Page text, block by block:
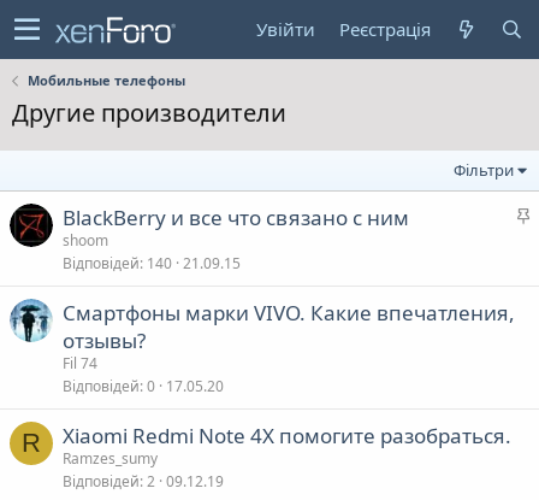
Увійти Реєстрація
Мобильные телефоны
Другие производители
Фільтри
В
BlackBerry и все что связано с ним
shoom
Відповідей 140 21.09.15
Смартфоны марки VIVO. Какие впечатления,
отзывы?
Fil 74
Відповідей 0 17.05.20
R Xiaomi Redmi Note 4X помогите разобраться.
Ramzes_sumy
Відповідей 2 09.12.19